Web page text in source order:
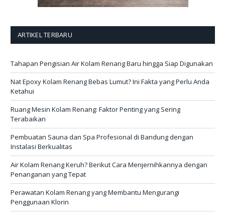
ARTIKEL TERBARU
Tahapan Pengisian Air Kolam Renang Baru hingga Siap Digunakan
Nat Epoxy Kolam Renang Bebas Lumut? Ini Fakta yang Perlu Anda
Ketahui
Ruang Mesin Kolam Renang: Faktor Penting yang Sering
Terabaikan
Pembuatan Sauna dan Spa Profesional di Bandung dengan
Instalasi Berkualitas
Air Kolam Renang Keruh? Berikut Cara Menjernihkannya dengan
Penanganan yang Tepat
Perawatan Kolam Renang yang Membantu Mengurangi
Penggunaan Klorin